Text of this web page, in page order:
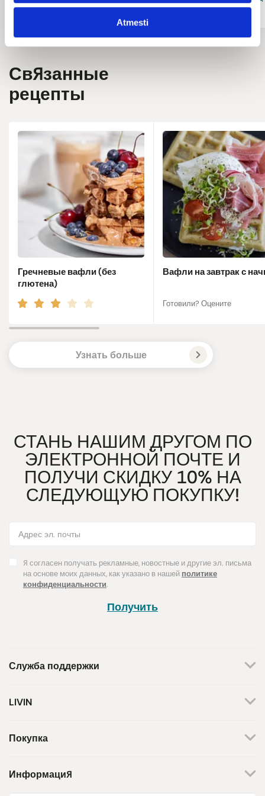
Atmesti
Связанные
рецепты
Гречневые вафли (без
глютена)
Вафли на завтрак с
Готовили? Оцените
Узнать больше
СТАНЬ НАШИМ ДРУГОМ ПО
ЭЛЕКТРОННОЙ ПОЧТЕ И
ПОЛУЧИ СКИДКУ 10% НА
СЛЕДУЮЩУЮ ПОКУПКУ!
Я согласен получать рекламные, новостные и другие эл. письма
на основе моих данных, как указано в нашей политике
конфиденциальности.
Получить
Служба поддержки
Написать запрос
Мы работаем по будням.
LIVIN
Контакты
Бренды
Покупка
Доставка
Информация